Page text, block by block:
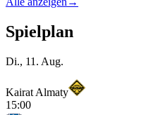
Spielplan
Di., 11. Aug.
Kairat Almaty
15:00